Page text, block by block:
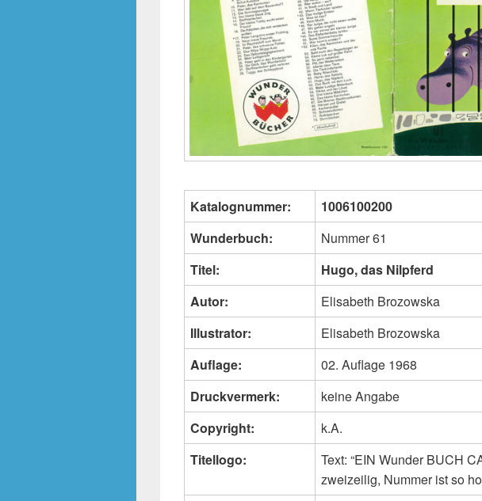
Katalognummer:
1006100200
Wunderbuch:
Nummer 61
Titel:
Hugo, das Nilpferd
Autor:
Elisabeth Brozowska
Illustrator:
Elisabeth Brozowska
Auflage:
02. Auflage 1968
Druckvermerk:
keine Angabe
Copyright:
k.A.
Titellogo:
Text: “EIN Wunder BUCH
zweizeilig, Nummer ist so